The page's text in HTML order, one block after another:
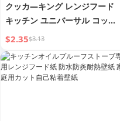
クッカ―キング レンジフード
キッチン ユニバーサル コット
ンストリップ
$2.35$3.13